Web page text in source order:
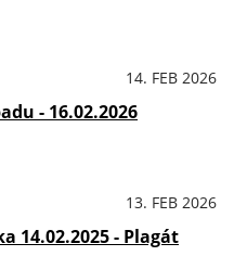
14. FEB 2026
- 16.02.2026
13. FEB 2026
14.02.2025 - Plagát